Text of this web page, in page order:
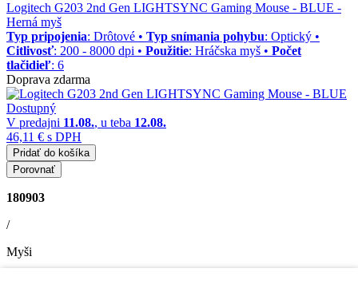
Logitech G203 2nd Gen LIGHTSYNC Gaming Mouse - BLUE -
Herná myš
Typ pripojenia: Drôtové • Typ snímania pohybu: Optický •
Citlivosť: 200 - 8000 dpi • Použitie: Hráčska myš • Počet
tlačidieľ: 6
Doprava zdarma
Dostupný
V predajni 11.08., u teba 12.08.
46,11 € s DPH
Pridať do košíka
Porovnať
180903
/
Myši